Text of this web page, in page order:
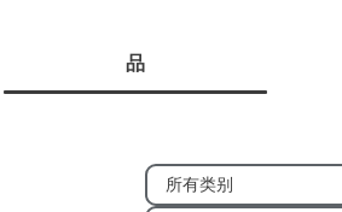
品
所有类别